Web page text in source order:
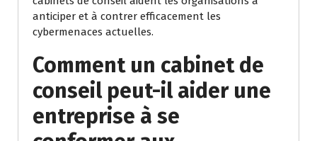
anticiper et à contrer efficacement les
cybermenaces actuelles.
Comment un cabinet de
conseil peut-il aider une
entreprise à se